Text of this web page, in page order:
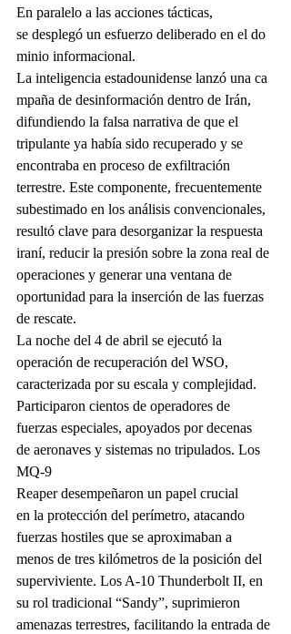
En paralelo a las acciones tácticas,
se desplegó un esfuerzo deliberado en el do
minio informacional.
La inteligencia estadounidense lanzó una ca
mpaña de desinformación dentro de Irán,
difundiendo la falsa narrativa de que el
tripulante ya había sido recuperado y se
encontraba en proceso de exfiltración
terrestre. Este componente, frecuentemente
subestimado en los análisis convencionales,
resultó clave para desorganizar la respuesta
iraní, reducir la presión sobre la zona real de
operaciones y generar una ventana de
oportunidad para la inserción de las fuerzas
de rescate.
La noche del 4 de abril se ejecutó la
operación de recuperación del WSO,
caracterizada por su escala y complejidad.
Participaron cientos de operadores de
fuerzas especiales, apoyados por decenas
de aeronaves y sistemas no tripulados. Los
MQ-9
Reaper desempeñaron un papel crucial
en la protección del perímetro, atacando
fuerzas hostiles que se aproximaban a
menos de tres kilómetros de la posición del
superviviente. Los A-10 Thunderbolt II, en
su rol tradicional “Sandy”, suprimieron
amenazas terrestres, facilitando la entrada de